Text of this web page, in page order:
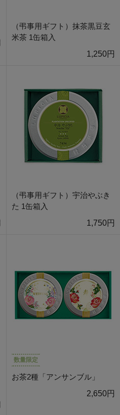
（弔事用ギフト）抹茶黒豆玄
米茶 1缶箱入
1,250円
（弔事用ギフト）宇治やぶき
た 1缶箱入
1,750円
数量限定
お茶2種「アンサンブル」
2,650円